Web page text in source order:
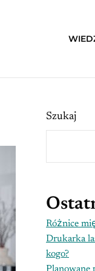
Szukaj
Różnice
Drukarka
kogo?
Planowane